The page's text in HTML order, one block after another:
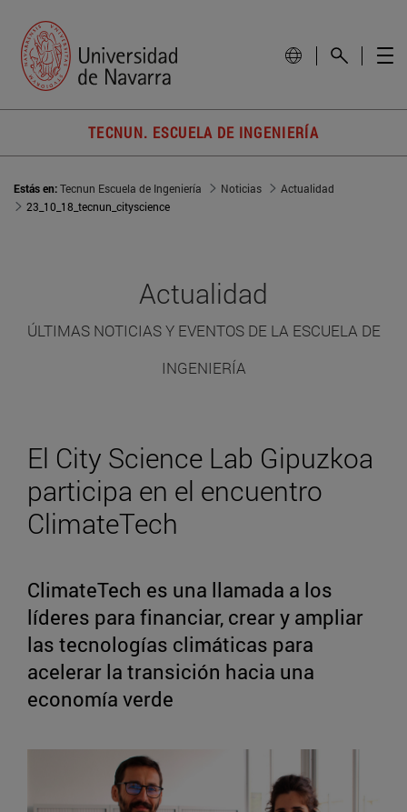
TECNUN. ESCUELA DE INGENIERÍA
Estás en:Tecnun Escuela de Ingeniería Noticias
Actualidad
23_10_18_tecnun_cityscience
Actualidad
ÚLTIMAS NOTICIAS Y EVENTOS DE LA ESCUELA DE
INGENIERÍA
El City Science Lab Gipuzkoa
participa en el encuentro
ClimateTech
ClimateTech es una llamada a los
líderes para financiar, crear y ampliar
las tecnologías climáticas para
acelerar la transición hacia una
economía verde